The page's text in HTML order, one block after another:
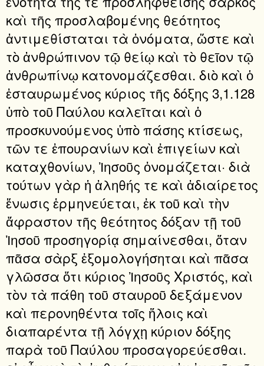
καὶ τῆς προσλαβομένης θεότητος
ἀντιμεθίσταται τὰ ὀνόματα, ὥστε καὶ
τὸ ἀνθρώπινον τῷ θείῳ καὶ τὸ θεῖον τῷ
ἀνθρωπίνῳ κατονομάζεσθαι. διὸ καὶ ὁ
ἐσταυρωμένος κύριος τῆς δόξης 3,1.128
ὑπὸ τοῦ Παύλου καλεῖται καὶ ὁ
προσκυνούμενος ὑπὸ πάσης κτίσεως,
τῶν τε ἐπουρανίων καὶ ἐπιγείων καὶ
καταχθονίων, Ἰησοῦς ὀνομάζεται· διὰ
τούτων γὰρ ἡ ἀληθής τε καὶ ἀδιαίρετος
ἕνωσις ἑρμηνεύεται, ἐκ τοῦ καὶ τὴν
ἄφραστον τῆς θεότητος δόξαν τῇ τοῦ
Ἰησοῦ προσηγορίᾳ σημαίνεσθαι, ὅταν
πᾶσα σὰρξ ἐξομολογήσηται καὶ πᾶσα
γλῶσσα ὅτι κύριος Ἰησοῦς Χριστός, καὶ
τὸν τὰ πάθη τοῦ σταυροῦ δεξάμενον
καὶ περονηθέντα τοῖς ἥλοις καὶ
διαπαρέντα τῇ λόγχῃ κύριον δόξης
παρὰ τοῦ Παύλου προσαγορεύεσθαι.